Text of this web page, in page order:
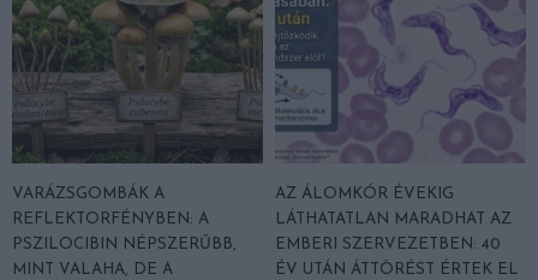
VARÁZSGOMBÁK A
REFLEKTORFÉNYBEN: A
PSZILOCIBIN NÉPSZERŰBB,
MINT VALAHA, DE A
AZ ÁLOMKÓR ÉVEKIG
LÁTHATATLAN MARADHAT AZ
EMBERI SZERVEZETBEN: 40
ÉV UTÁN ÁTTÖRÉST ÉRTEK EL